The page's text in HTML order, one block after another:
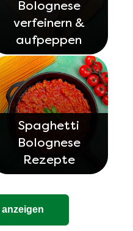
Bolognese
verfeinern &
aufpeppen
Spaghetti
Bolognese
Rezepte